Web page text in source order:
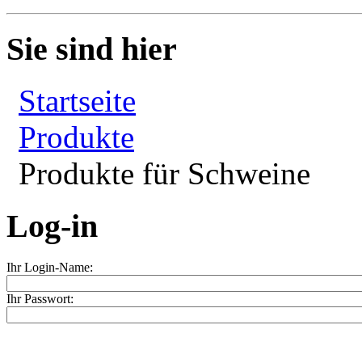
Sie sind hier
Startseite
Produkte
Produkte für Schweine
Log-in
Ihr Login-Name:
Ihr Passwort: